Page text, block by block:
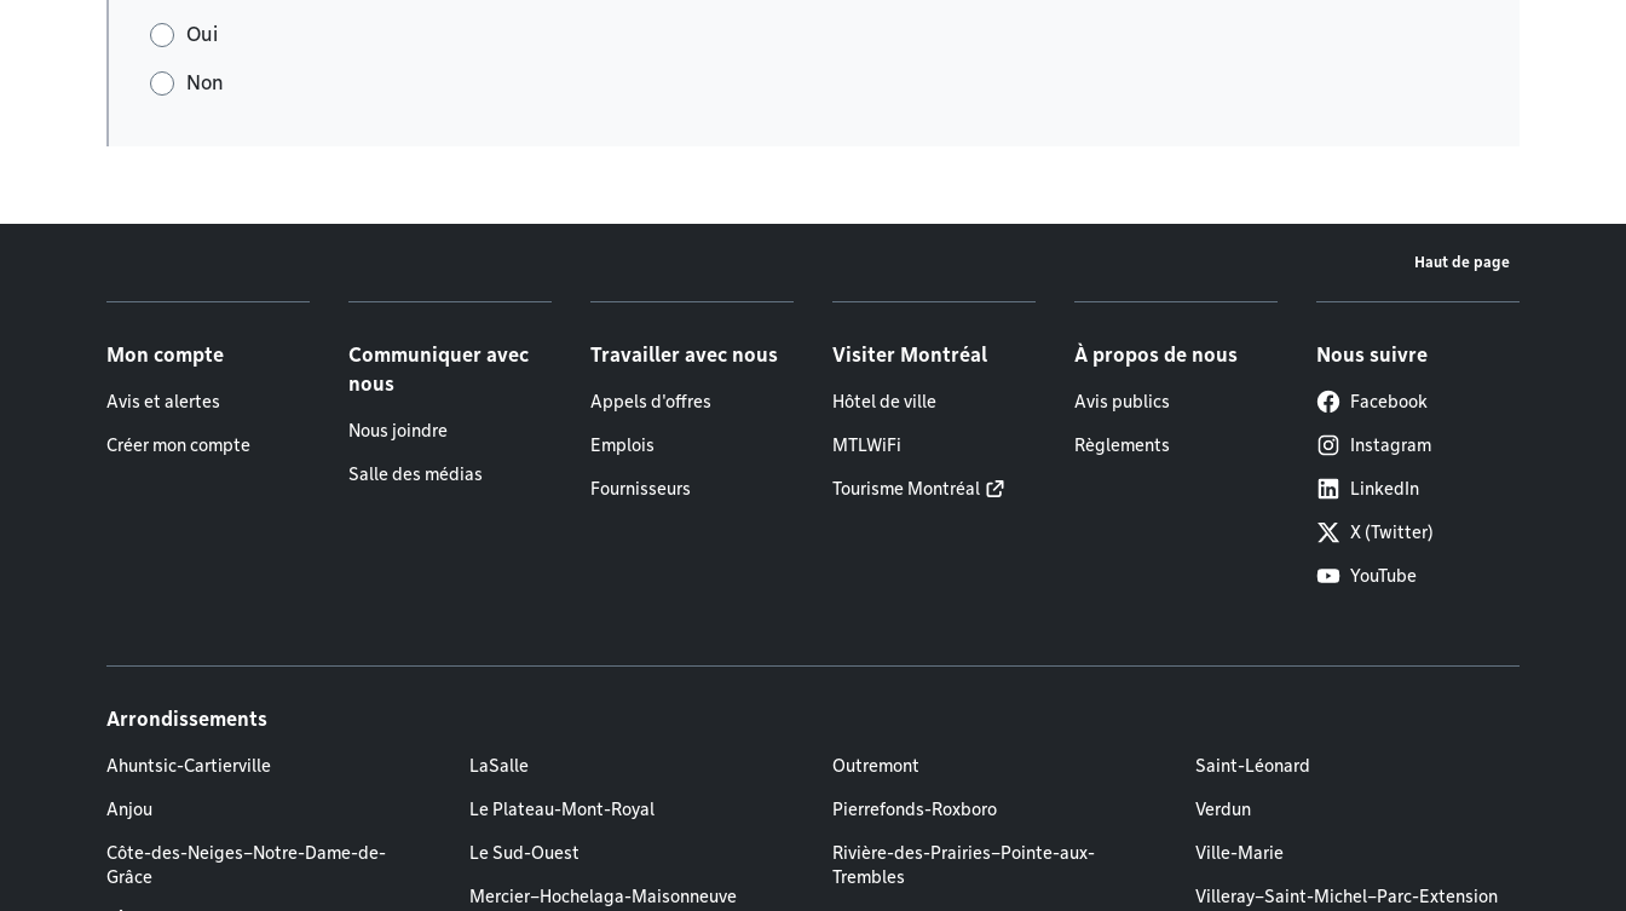
Oui
Non
Haut de page
Mon compte
Avis et alertes
Créer mon compte
Communiquer avec
nous
Nous joindre
Salle des médias
Travailler avec nous
Appels d'offres
Emplois
Fournisseurs
Visiter Montréal
Hôtel de ville
MTLWiFi
Tourisme Montréal
À propos de nous
Avis publics
Règlements
Nous suivre
Facebook
Instagram
LinkedIn
X (Twitter)
YouTube
Arrondissements
Ahuntsic-Cartierville
Anjou
Côte-des-Neiges–Notre-Dame-de-
Grâce
LaSalle
Le Plateau-Mont-Royal
Le Sud-Ouest
Mercier–Hochelaga-Maisonneuve
Outremont
Pierrefonds-Roxboro
Rivière-des-Prairies–Pointe-aux-
Trembles
Saint-Léonard
Verdun
Ville-Marie
Villeray–Saint-Michel–Parc-Extension